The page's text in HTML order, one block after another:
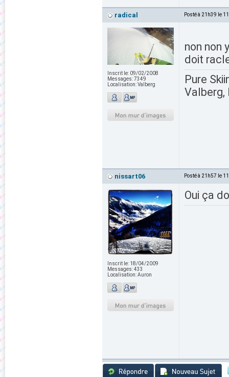
radical Posté à 21h39 le
Inscrit le: 09/02/2008
Messages:7349
Localisation:Valberg
non non
doit
Pure
Valberg,
nissart06 Posté à 21h57 le
Inscrit le: 18/04/2009
Messages:433
Localisation:Auron
Oui ça